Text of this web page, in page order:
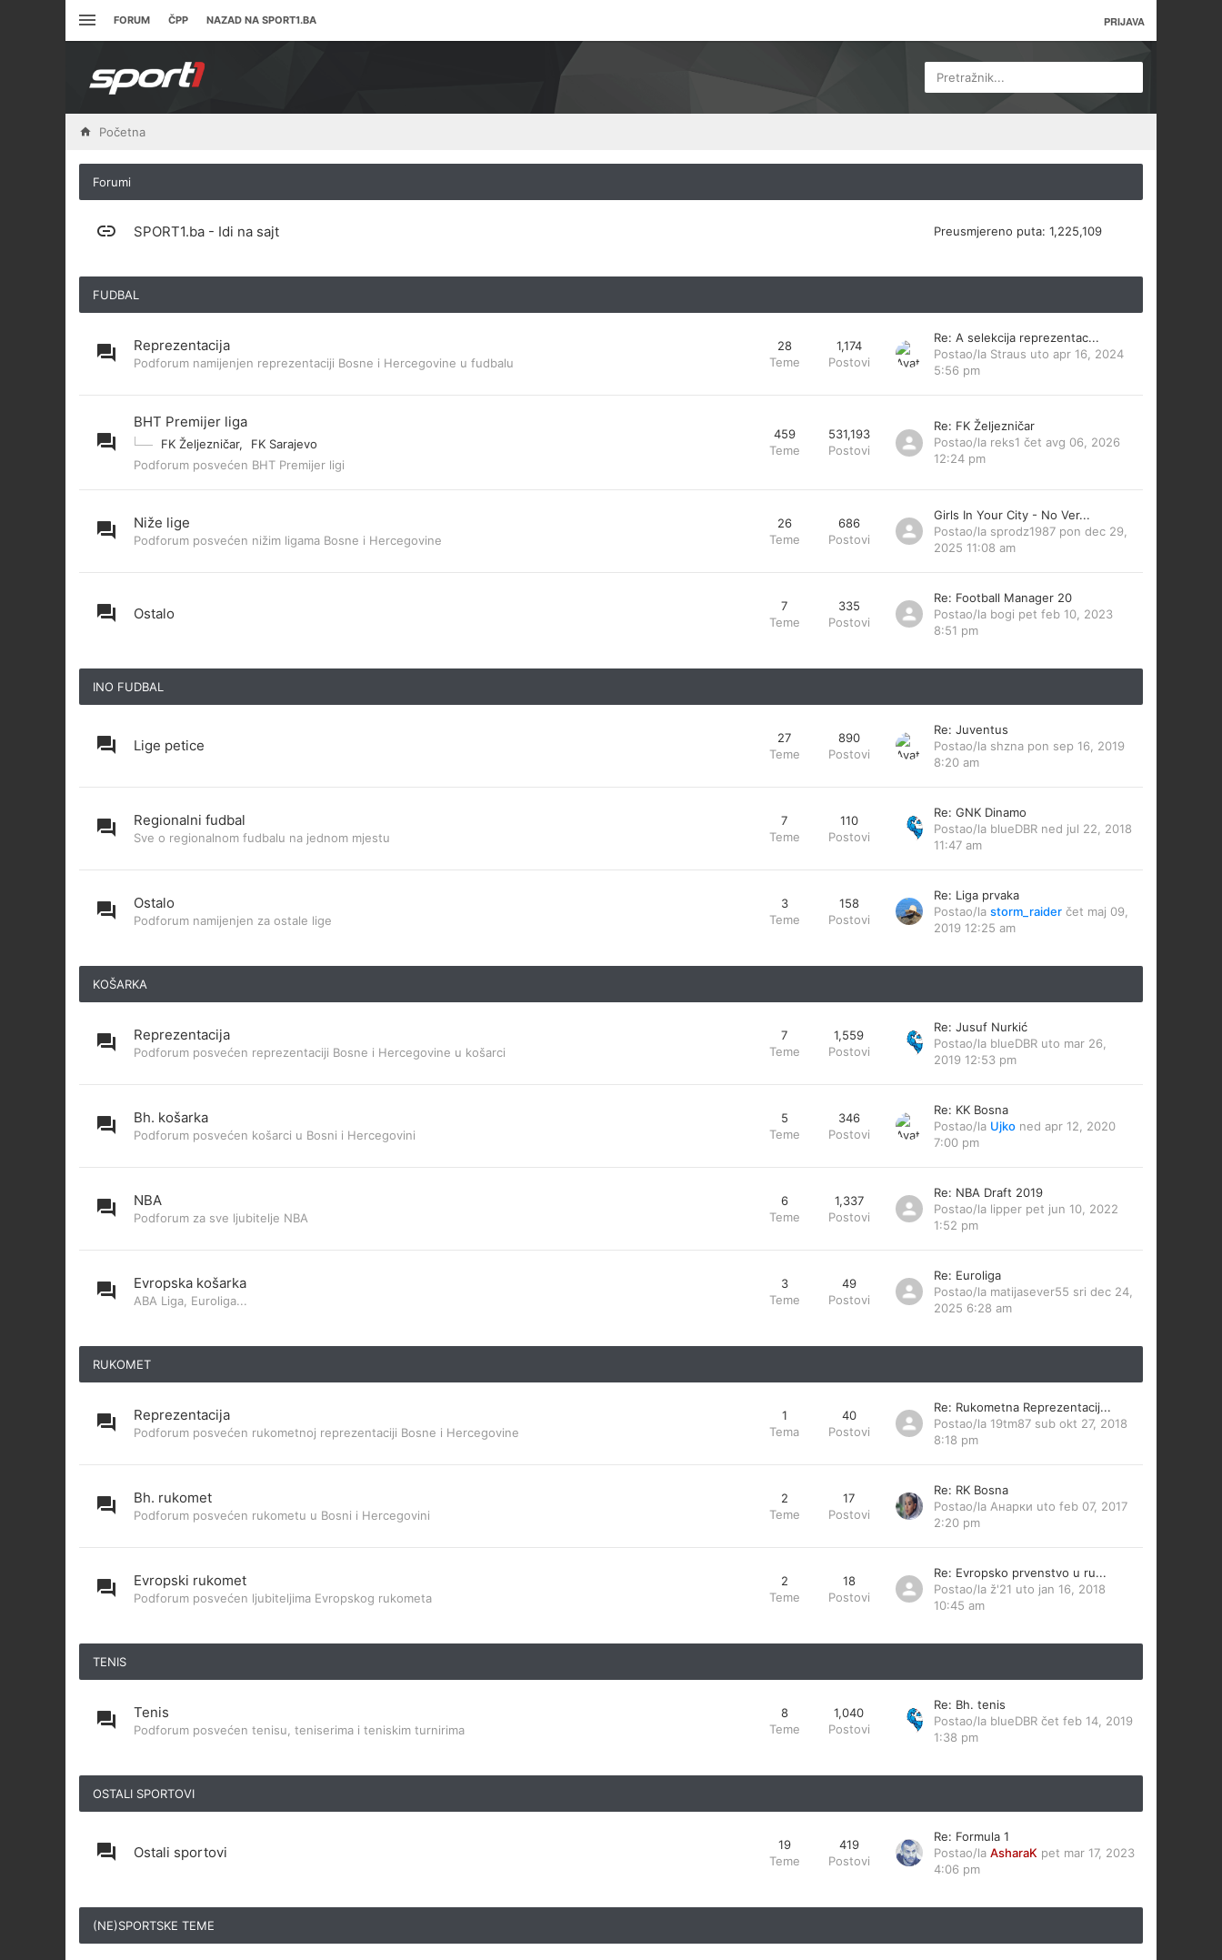
FORUM ČPP NAZAD NA SPORT1.BA PRIJAVA
Pretražnik...
Početna
Forumi
SPORT1.ba - Idi na sajt Preusmjereno puta: 1,225,109
FUDBAL
Reprezentacija
Podforum namijenjen reprezentaciji Bosne i Hercegovine u fudbalu
28
Teme
1,174
Postovi
Re: A selekcija reprezentac...
Postao/la Straus uto apr 16, 2024
5:56 pm
BHT Premijer liga
FK Željezničar,
FK Sarajevo
Podforum posvećen BHT Premijer ligi
459
Teme
531,193
Postovi
Re: FK Željezničar
Postao/la reks1 čet avg 06, 2026
12:24 pm
Niže lige
Podforum posvećen nižim ligama Bosne i Hercegovine
26
Teme
686
Postovi
Girls In Your City - No Ver...
Postao/la sprodz1987 pon dec 29,
2025 11:08 am
Ostalo
7
Teme
335
Postovi
Re: Football Manager 20
Postao/la bogi pet feb 10, 2023
8:51 pm
INO FUDBAL
Lige petice
27
Teme
890
Postovi
Re: Juventus
Postao/la shzna pon sep 16, 2019
8:20 am
Regionalni fudbal
Sve o regionalnom fudbalu na jednom mjestu
7
Teme
110
Postovi
Re: GNK Dinamo
Postao/la blueDBR ned jul 22, 2018
11:47 am
Ostalo
Podforum namijenjen za ostale lige
3
Teme
158
Postovi
Re: Liga prvaka
Postao/la storm_raider čet maj 09,
2019 12:25 am
KOŠARKA
Reprezentacija
Podforum posvećen reprezentaciji Bosne i Hercegovine u košarci
7
Teme
1,559
Postovi
Re: Jusuf Nurkić
Postao/la blueDBR uto mar 26,
2019 12:53 pm
Bh. košarka
Podforum posvećen košarci u Bosni i Hercegovini
5
Teme
346
Postovi
Re: KK Bosna
Postao/la Ujko ned apr 12, 2020
7:00 pm
NBA
Podforum za sve ljubitelje NBA
6
Teme
1,337
Postovi
Re: NBA Draft 2019
Postao/la lipper pet jun 10, 2022
1:52 pm
Evropska košarka
ABA Liga, Euroliga...
3
Teme
49
Postovi
Re: Euroliga
Postao/la matijasever55 sri dec 24,
2025 6:28 am
RUKOMET
Reprezentacija
Podforum posvećen rukometnoj reprezentaciji Bosne i Hercegovine
1
Tema
40
Postovi
Re: Rukometna Reprezentacij...
Postao/la 19tm87 sub okt 27, 2018
8:18 pm
Bh. rukomet
Podforum posvećen rukometu u Bosni i Hercegovini
2
Teme
17
Postovi
Re: RK Bosna
Postao/la Анарки uto feb 07, 2017
2:20 pm
Evropski rukomet
Podforum posvećen ljubiteljima Evropskog rukometa
2
Teme
18
Postovi
Re: Evropsko prvenstvo u ru...
Postao/la ž'21 uto jan 16, 2018
10:45 am
TENIS
Tenis
Podforum posvećen tenisu, teniserima i teniskim turnirima
8
Teme
1,040
Postovi
Re: Bh. tenis
Postao/la blueDBR čet feb 14, 2019
1:38 pm
OSTALI SPORTOVI
Ostali sportovi
19
Teme
419
Postovi
Re: Formula 1
Postao/la AsharaK pet mar 17, 2023
4:06 pm
(NE)SPORTSKE TEME